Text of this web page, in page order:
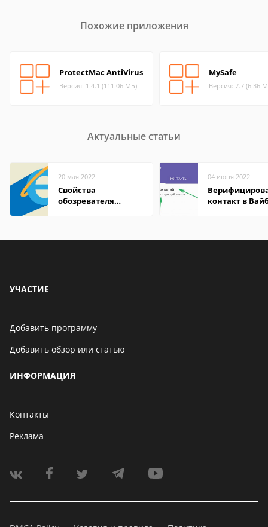
Похожие приложения
ProtectMac AntiVirus
Версия: 1.4.1 (111.06 МБ)
MySafe
Версия: 7.7 (6.36
Актуальные статьи
20 мая 2022
Свойства
обозревателя
04 июня 2022
контакт в
УЧАСТИЕ
Добавить программу
Добавить обзор или статью
ИНФОРМАЦИЯ
Контакты
Реклама